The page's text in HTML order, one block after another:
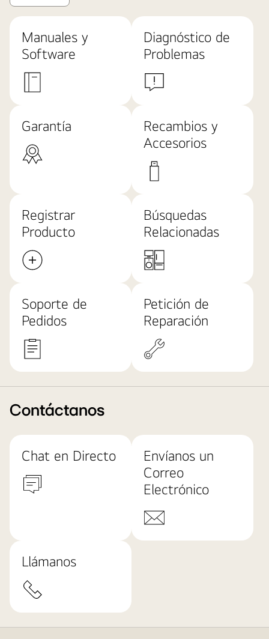
Manuales y
Software
Diagnóstico de
Problemas
Garantía
Recambios y
Accesorios
Registrar
Producto
Búsquedas
Relacionadas
Soporte de
Pedidos
Petición de
Reparación
Contáctanos
Chat en Directo
Envíanos un
Correo
Electrónico
Llámanos